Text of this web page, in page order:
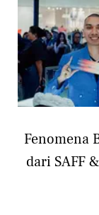
Fenomena
dari SAFF